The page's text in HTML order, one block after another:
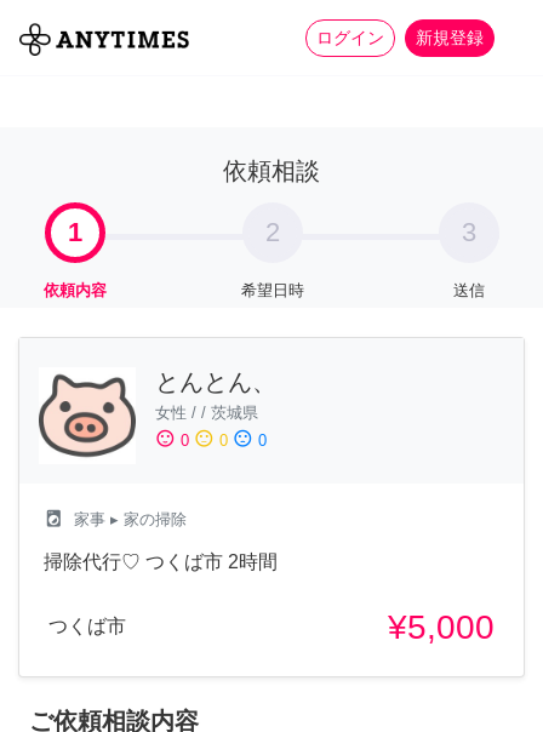
ログイン 新規登録
全て 家事 more_horiz
依頼相談
1
依頼内容
2
希望日時
3
送信
とんとん、
女性 / / 茨城県
sentiment_satisfied 0 sentiment_neutral 0 sentiment_dissatisfied 0
local_laundry_service 家事 ▸ 家の掃除
掃除代行♡ つくば市 2時間
つくば市 ¥5,000
ご依頼相談内容